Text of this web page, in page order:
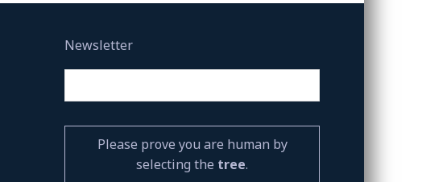
Newsletter
Please prove you are human by
selecting the tree.